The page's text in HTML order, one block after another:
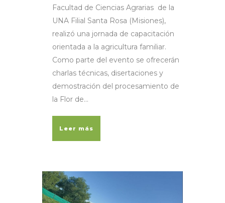
Facultad de Ciencias Agrarias de la
UNA Filial Santa Rosa (Misiones),
realizó una jornada de capacitación
orientada a la agricultura familiar.
Como parte del evento se ofrecerán
charlas técnicas, disertaciones y
demostración del procesamiento de
la Flor de...
Leer más